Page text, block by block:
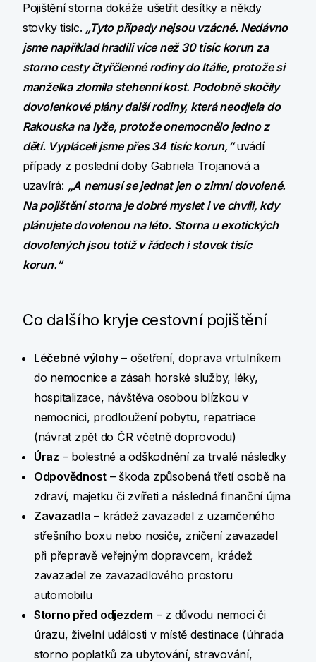
Pojištění storna dokáže ušetřit desítky a někdy
stovky tisíc. „Tyto případy nejsou vzácné. Nedávno
jsme například hradili více než 30 tisíc korun za
storno cesty čtyřčlenné rodiny do Itálie, protože si
manželka zlomila stehenní kost. Podobně skočily
dovolenkové plány další rodiny, která neodjela do
Rakouska na lyže, protože onemocnělo jedno z
dětí. Vypláceli jsme přes 34 tisíc korun,“uvádí
případy z poslední doby Gabriela Trojanová a
uzavírá: „A nemusí se jednat jen o zimní dovolené.
Na pojištění storna je dobré myslet i ve chvíli, kdy
plánujete dovolenou na léto. Storna u exotických
dovolených jsou totiž v řádech i stovek tisíc
korun.“
Co dalšího kryje cestovní pojištění
Léčebné výlohy– ošetření, doprava vrtulníkem
do nemocnice a zásah horské služby, léky,
hospitalizace, návštěva osobou blízkou v
nemocnici, prodloužení pobytu, repatriace
(návrat zpět do ČR včetně doprovodu)
Úraz – bolestné a odškodnění za trvalé následky
Odpovědnost – škoda způsobená třetí osobě na
zdraví, majetku či zvířeti a následná finanční újma
Zavazadla – krádež zavazadel z uzamčeného
střešního boxu nebo nosiče, zničení zavazadel
při přepravě veřejným dopravcem, krádež
zavazadel ze zavazadlového prostoru
automobilu
Storno před odjezdem – z důvodu nemoci či
úrazu, živelní události v místě destinace (úhrada
storno poplatků za ubytování, stravování,